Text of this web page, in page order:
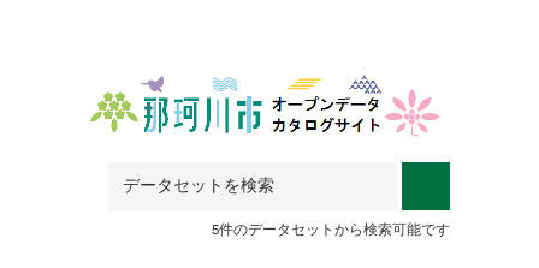
5件のデータセットから検索可能です